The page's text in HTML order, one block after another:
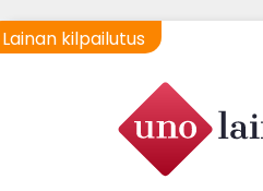
Lainan kilpailutus